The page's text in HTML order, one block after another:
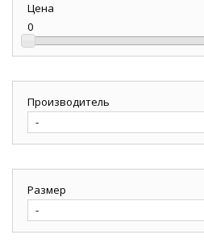
Цена
0
Производитель
-
Размер
-